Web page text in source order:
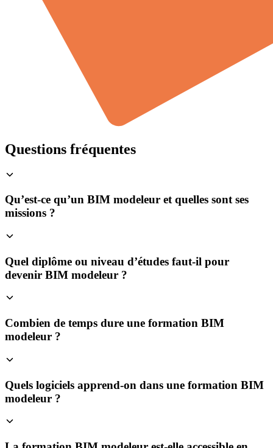
Questions fréquentes
Qu’est-ce qu’un BIM modeleur et quelles sont ses
missions ?
Quel diplôme ou niveau d’études faut-il pour
devenir BIM modeleur ?
Combien de temps dure une formation BIM
modeleur ?
Quels logiciels apprend-on dans une formation BIM
modeleur ?